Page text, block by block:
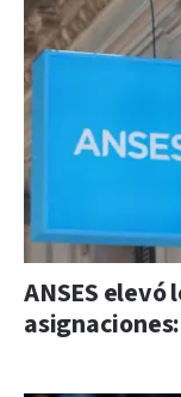
ANSES elevó